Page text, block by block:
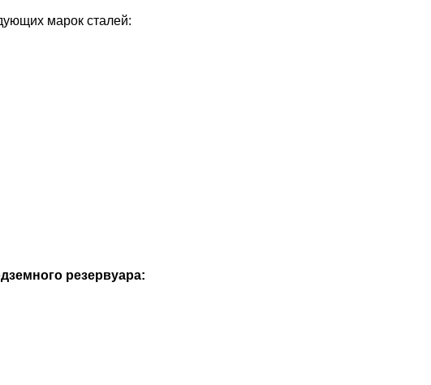
марок сталей:
резервуара: